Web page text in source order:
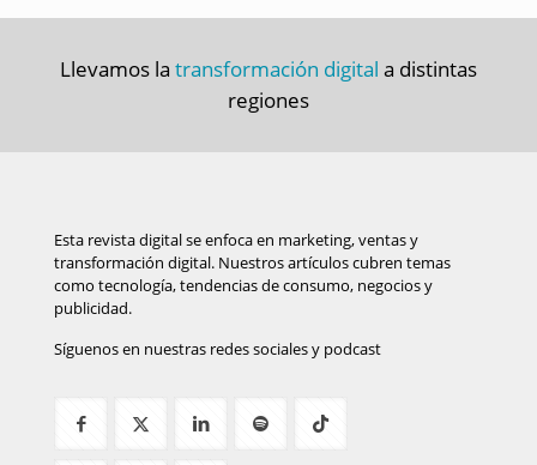
Llevamos la transformación digital a distintas
regiones
Esta revista digital se enfoca en marketing, ventas y
transformación digital. Nuestros artículos cubren temas
como tecnología, tendencias de consumo, negocios y
publicidad.
Síguenos en nuestras redes sociales y podcast